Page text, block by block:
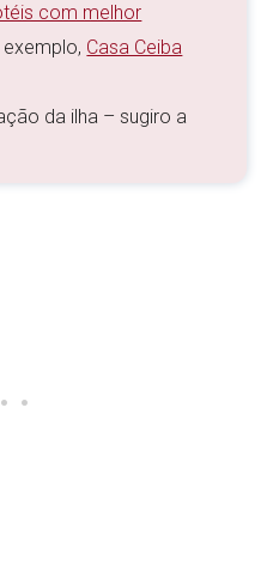
com melhor
Casa Ceiba
da ilha – sugiro a